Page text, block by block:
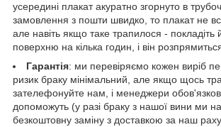
усередині плакат акуратно згорнуто в
замовлення з пошти швидко, то плакат не
але навіть якщо таке трапилося - покладіть
поверхню на кілька годин, і він
Гарантія: ми перевіряємо кожен виріб
ризик браку мінімальний, але якщо щось
зателефонуйте нам, і менеджери
допоможуть (у разі браку з нашої вини ми
безкоштовну заміну з доставкою за наш